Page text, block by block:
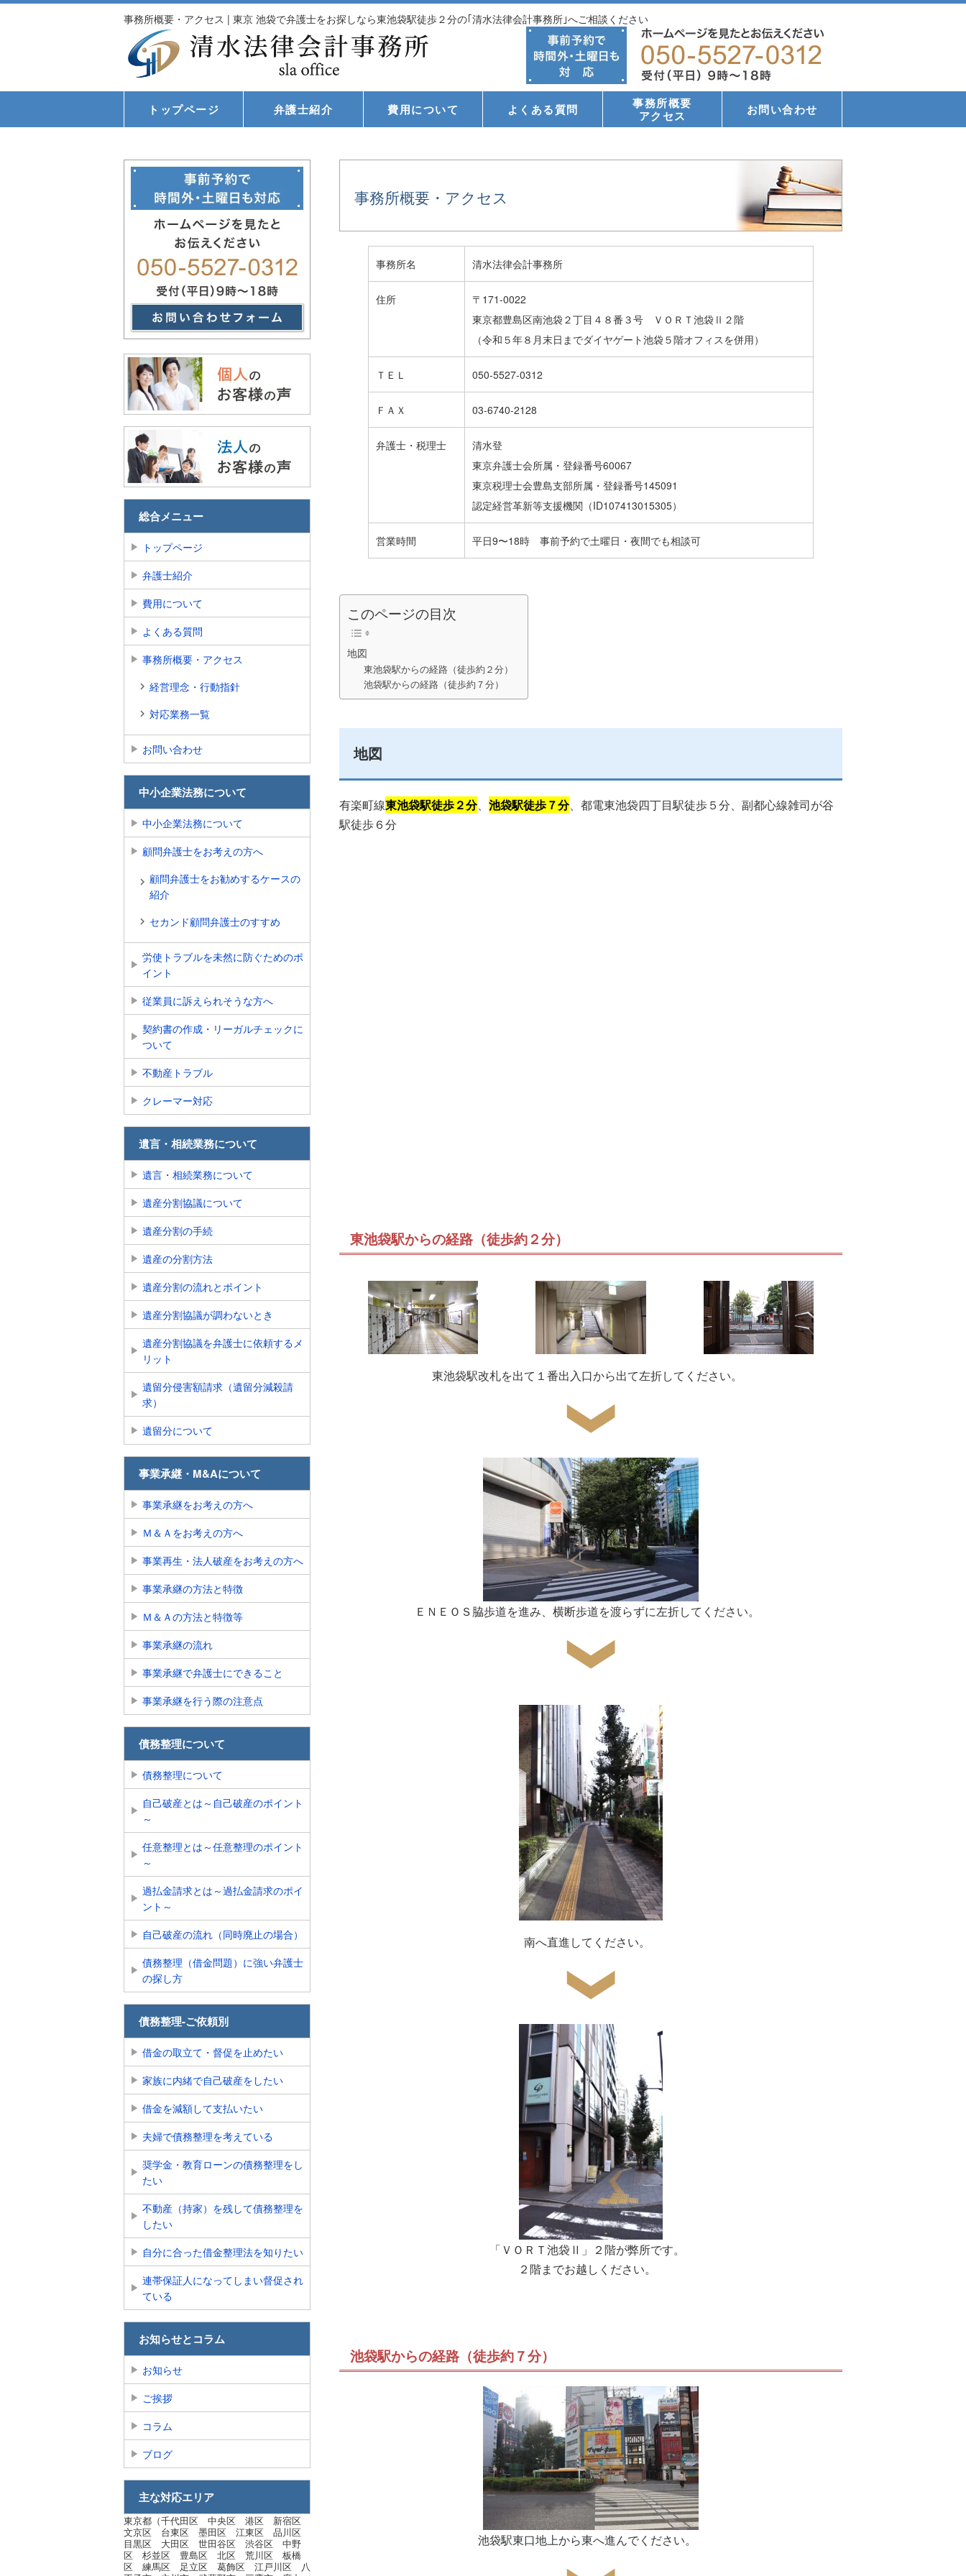
事務所概要・アクセス | 東京 池袋で弁護士をお探しなら東池袋駅徒歩２分の｢清水法律会計事務所｣へご相談ください
トップページ 弁護士紹介 費用について よくある質問
事務所概要
アクセス
お問い合わせ
事務所概要・アクセス
事務所名 清水法律会計事務所
住所
〒171-0022
東京都豊島区南池袋２丁目４８番３号 ＶＯＲＴ池袋Ⅱ２階
（令和５年８月末日までダイヤゲート池袋５階オフィスを併用）
ＴＥＬ 050-5527-0312
ＦＡＸ 03-6740-2128
弁護士・税理士
清水登
東京弁護士会所属・登録番号60067
東京税理士会豊島支部所属・登録番号145091
認定経営革新等支援機関（ID107413015305）
営業時間 平日9〜18時 事前予約で土曜日・夜間でも相談可
このページの目次
地図
東池袋駅からの経路（徒歩約２分）
池袋駅からの経路（徒歩約７分）
地図
有楽町線東池袋駅徒歩２分、 池袋駅徒歩７分、都電東池袋四丁目駅徒歩５分、副都心線雑司が谷
駅徒歩６分
東池袋駅からの経路（徒歩約２分）
東池袋駅改札を出て１番出入口から出て左折してください。
ＥＮＥＯＳ脇歩道を進み、横断歩道を渡らずに左折してください。
南へ直進してください。
「ＶＯＲＴ池袋Ⅱ」２階が弊所です。
２階までお越しください。
池袋駅からの経路（徒歩約７分）
池袋駅東口地上から東へ進んでください。
総合メニュー
トップページ
弁護士紹介
費用について
よくある質問
事務所概要・アクセス
経営理念・行動指針
対応業務一覧
お問い合わせ
中小企業法務について
中小企業法務について
顧問弁護士をお考えの方へ
顧問弁護士をお勧めするケースの
紹介
セカンド顧問弁護士のすすめ
労使トラブルを未然に防ぐためのポ
イント
従業員に訴えられそうな方へ
契約書の作成・リーガルチェックに
ついて
不動産トラブル
クレーマー対応
遺言・相続業務について
遺言・相続業務について
遺産分割協議について
遺産分割の手続
遺産の分割方法
遺産分割の流れとポイント
遺産分割協議が調わないとき
遺産分割協議を弁護士に依頼するメ
リット
遺留分侵害額請求（遺留分減殺請
求）
遺留分について
事業承継・M&Aについて
事業承継をお考えの方へ
Ｍ＆Ａをお考えの方へ
事業再生・法人破産をお考えの方へ
事業承継の方法と特徴
Ｍ＆Ａの方法と特徴等
事業承継の流れ
事業承継で弁護士にできること
事業承継を行う際の注意点
債務整理について
債務整理について
自己破産とは～自己破産のポイント
～
任意整理とは～任意整理のポイント
～
過払金請求とは～過払金請求のポイ
ント～
自己破産の流れ（同時廃止の場合）
債務整理（借金問題）に強い弁護士
の探し方
債務整理-ご依頼別
借金の取立て・督促を止めたい
家族に内緒で自己破産をしたい
借金を減額して支払いたい
夫婦で債務整理を考えている
奨学金・教育ローンの債務整理をし
たい
不動産（持家）を残して債務整理を
したい
自分に合った借金整理法を知りたい
連帯保証人になってしまい督促され
ている
お知らせとコラム
お知らせ
ご挨拶
コラム
ブログ
主な対応エリア
東京都（千代田区 中央区 港区 新宿区
文京区 台東区 墨田区 江東区 品川区
目黒区 大田区 世田谷区 渋谷区 中野
区 杉並区 豊島区 北区 荒川区 板橋
区 練馬区 足立区 葛飾区 江戸川区 八